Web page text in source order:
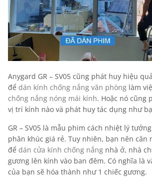
Anygard GR – SV05 cũng phát huy hiệu
để dán kính chống nắng văn phòng làm
chống nắng nóng mái kính. Hoặc nó cũng
vị trí kính nào và phát huy tác dụng như
GR – SV05 là mẫu phim cách nhiệt lý
phân khúc giá rẻ. Tuy nhiên, bạn nên cân
để dán cửa kính chống nắng nhà ở, nhà
gương lên kính vào ban đêm. Có nghĩa là
của bạn sẽ hóa thành như 1 chiếc gương.